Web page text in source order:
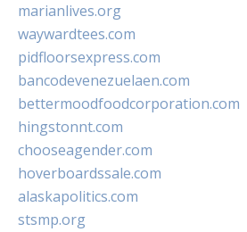
marianlives.org
waywardtees.com
pidfloorsexpress.com
bancodevenezuelaen.com
bettermoodfoodcorporation.com
hingstonnt.com
chooseagender.com
hoverboardssale.com
alaskapolitics.com
stsmp.org